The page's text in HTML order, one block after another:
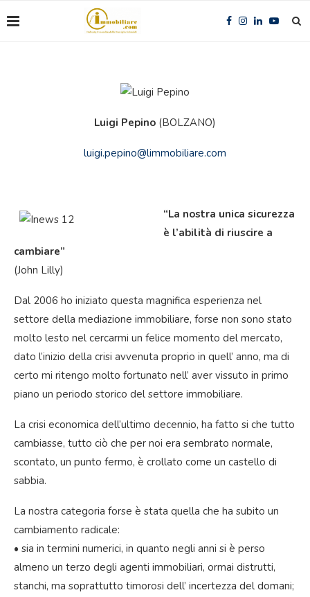
Luigi Pepino (BOLZANO)
luigi.pepino@limmobiliare.com
“La nostra unica sicurezza
è l’abilità di riuscire a
cambiare”
(John Lilly)
Dal 2006 ho iniziato questa magnifica esperienza nel
settore della mediazione immobiliare, forse non sono stato
molto lesto nel cercarmi un felice momento del mercato,
dato l’inizio della crisi avvenuta proprio in quell’ anno, ma di
certo mi ritengo molto fortunato nell’ aver vissuto in primo
piano un periodo storico del settore immobiliare.
La crisi economica dell’ultimo decennio, ha fatto si che tutto
cambiasse, tutto ciò che per noi era sembrato normale,
scontato, un punto fermo, è crollato come un castello di
sabbia.
La nostra categoria forse è stata quella che ha subito un
cambiamento radicale:
• sia in termini numerici, in quanto negli anni si è perso
almeno un terzo degli agenti immobiliari, ormai distrutti,
stanchi, ma soprattutto timorosi dell’ incertezza del domani;